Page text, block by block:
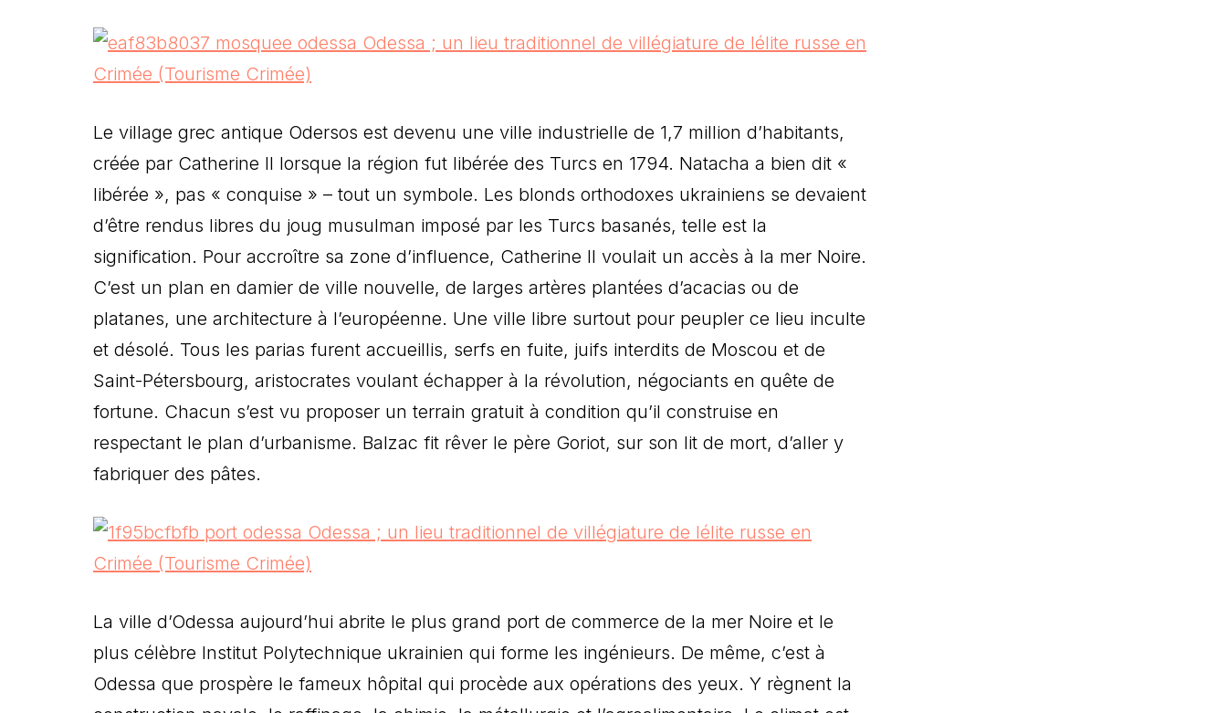
Le village grec antique Odersos est devenu une ville industrielle de 1,7 million d’habitants,
créée par Catherine II lorsque la région fut libérée des Turcs en 1794. Natacha a bien dit «
libérée », pas « conquise » – tout un symbole. Les blonds orthodoxes ukrainiens se devaient
d’être rendus libres du joug musulman imposé par les Turcs basanés, telle est la
signification. Pour accroître sa zone d’influence, Catherine II voulait un accès à la mer Noire.
C’est un plan en damier de ville nouvelle, de larges artères plantées d’acacias ou de
platanes, une architecture à l’européenne. Une ville libre surtout pour peupler ce lieu inculte
et désolé. Tous les parias furent accueillis, serfs en fuite, juifs interdits de Moscou et de
Saint-Pétersbourg, aristocrates voulant échapper à la révolution, négociants en quête de
fortune. Chacun s’est vu proposer un terrain gratuit à condition qu’il construise en
respectant le plan d’urbanisme. Balzac fit rêver le père Goriot, sur son lit de mort, d’aller y
fabriquer des pâtes.
La ville d’Odessa aujourd’hui abrite le plus grand port de commerce de la mer Noire et le
plus célèbre Institut Polytechnique ukrainien qui forme les ingénieurs. De même, c’est à
Odessa que prospère le fameux hôpital qui procède aux opérations des yeux. Y règnent la